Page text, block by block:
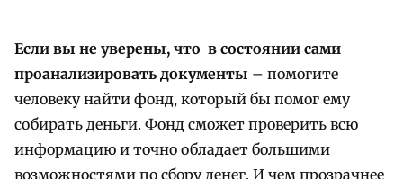
Если вы не уверены, что в состоянии сами
проанализировать документы – помогите
человеку найти фонд, который бы помог ему
собирать деньги. Фонд сможет проверить всю
информацию и точно обладает большими
возможностями по сбору денег. И чем прозрачнее